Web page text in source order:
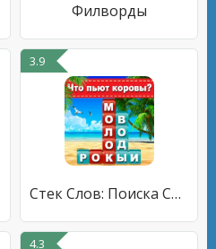
Филворды
3.9
Стек Слов: Поиска Скрытых Слов
4.3